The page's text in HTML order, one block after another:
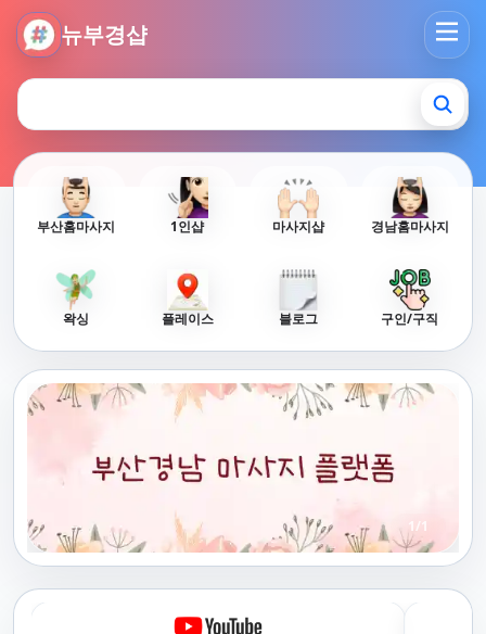
뉴부경샵
뉴부경샵 - 부산 마사지 사이트 부산마사지 부산홈타이 부산출
부산홈마사지 1인샵 마사지샵 경남홈마사지
왁싱 플레이스 블로그 구인/구직
1 /1